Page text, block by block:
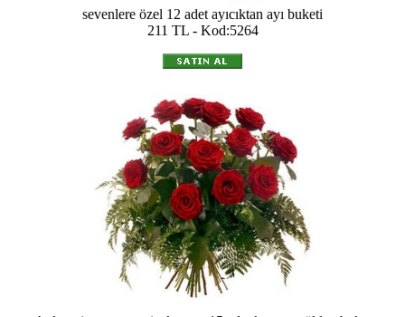
sevenlere özel 12 adet ayıcıktan ayı buketi
211 TL - Kod:5264